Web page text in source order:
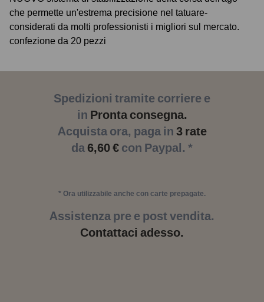
che permette un'estrema precisione nel tatuare-
considerati da molti professionisti i migliori sul mercato.
confezione da 20 pezzi
Spedizioni tramite corriere e
in Pronta consegna.
Acquista ora, paga in 3 rate
da6,60 € con Paypal. *
* Ora utilizzabile anche con carte prepagate.
Assistenza pre e post vendita.
Contattaci adesso.